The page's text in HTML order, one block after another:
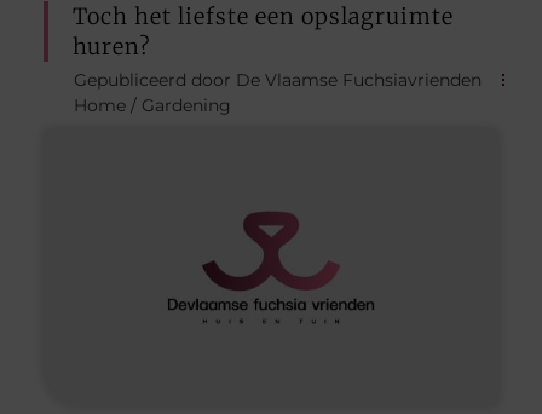
Toch het liefste een opslagruimte
huren?
Gepubliceerd door De Vlaamse Fuchsiavrienden
Home / Gardening